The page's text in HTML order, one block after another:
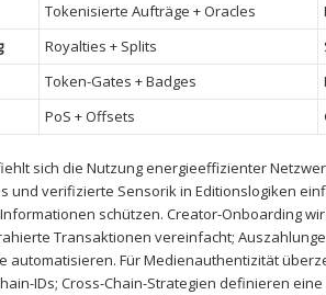
Tokenisierte ‍Aufträge + Oracles
Royalties ​+ Splits
Token-Gates ⁣+ Badges
PoS + ⁣Offsets
sich ‌die‍ Nutzung ⁣energieeffizienter
und verifizierte Sensorik in‍ Editionslogiken
schützen. ​Creator-Onboarding
Transaktionen vereinfacht;
⁢automatisieren. ​Für Medienauthentizität
IDs; Cross-Chain-Strategien ⁣definieren